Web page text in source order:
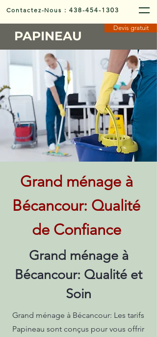
Contactez-Nous :438-454-1303
PAPINEAU
Devis gratuit
Grand ménage à
Bécancour: Qualité
de Confiance
Grand ménage à
Bécancour: Qualité et
Soin
Grand ménage à Bécancour: Les tarifs
Papineau sont conçus pour vous offrir